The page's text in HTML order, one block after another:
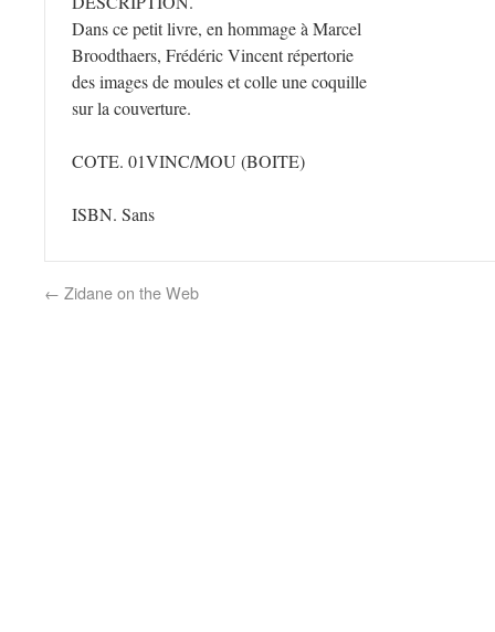
Dans ce petit livre, en hommage à Marcel
Broodthaers, Frédéric Vincent répertorie
des images de moules et colle une coquille
sur la couverture.
COTE. 01VINC/MOU (BOITE)
ISBN. Sans
← Zidane on the Web